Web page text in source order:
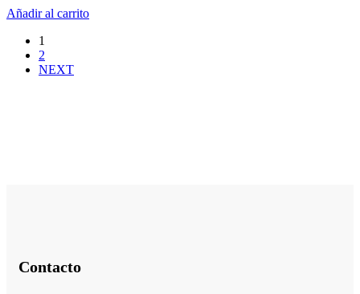
Añadir al carrito
1
2
NEXT
Contacto